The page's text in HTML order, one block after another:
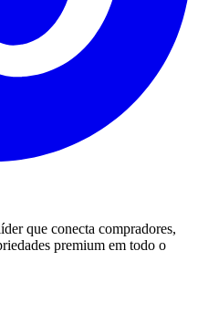
que conecta compradores,
premium em todo o